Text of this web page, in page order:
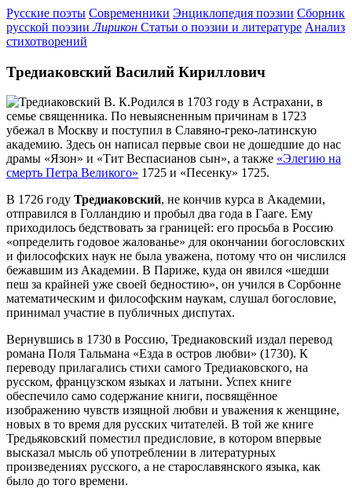
Русские поэты Современники Энциклопедия поэзии Сборник
русской поэзии Лирикон Статьи о поэзии и литературе Анализ
стихотворений
Тредиаковский Василий Кириллович
Родился в 1703 году в Астрахани, в
семье священника. По невыясненным причинам в 1723
убежал в Москву и поступил в Славяно-греко-латинскую
академию. Здесь он написал первые свои не дошедшие до нас
драмы «Язон» и «Тит Веспасианов сын», а также «Элегию на
смерть Петра Великого» 1725 и «Песенку» 1725.
В 1726 году Тредиаковский, не кончив курса в Академии,
отправился в Голландию и пробыл два года в Гааге. Ему
приходилось бедствовать за границей: его просьба в Россию
«определить годовое жалованье» для окончании богословских
и философских наук не была уважена, потому что он числился
бежавшим из Академии. В Париже, куда он явился «шедши
пеш за крайней уже своей бедностию», он учился в Сорбонне
математическим и философским наукам, слушал богословие,
принимал участие в публичных диспутах.
Вернувшись в 1730 в Россию, Тредиаковский издал перевод
романа Поля Тальмана «Езда в остров любви» (1730). К
переводу прилагались стихи самого Тредиаковского, на
русском, французском языках и латыни. Успех книге
обеспечило само содержание книги, посвящённое
изображению чувств изящной любви и уважения к женщине,
новых в то время для русских читателей. В той же книге
Тредьяковский поместил предисловие, в котором впервые
высказал мысль об употреблении в литературных
произведениях русского, а не старославянского языка, как
было до того времени.